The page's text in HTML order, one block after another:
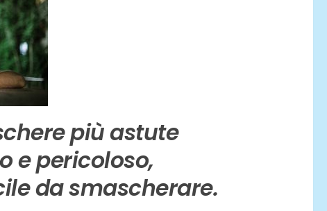
più astute
e pericoloso,
da smascherare.